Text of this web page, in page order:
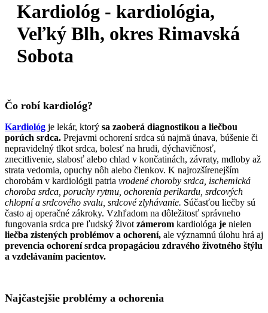
Kardiológ - kardiológia,
Veľký Blh, okres Rimavská
Sobota
Čo robí kardiológ?
Kardiológ je lekár, ktorý sa zaoberá diagnostikou a liečbou
porúch srdca. Prejavmi ochorení srdca sú najmä únava, búšenie či
nepravidelný tlkot srdca, bolesť na hrudi, dýchavičnosť,
znecitlivenie, slabosť alebo chlad v končatinách, závraty, mdloby až
strata vedomia, opuchy nôh alebo členkov. K najrozšírenejším
chorobám v kardiológii patria vrodené choroby srdca, ischemická
choroba srdca, poruchy rytmu, ochorenia perikardu, srdcových
chlopní a srdcového svalu, srdcové zlyhávanie. Súčasťou liečby sú
často aj operačné zákroky. Vzhľadom na dôležitosť správneho
fungovania srdca pre ľudský život zámerom kardiológa je nielen
liečba zistených problémov a ochorení, ale významnú úlohu hrá aj
prevencia ochorení srdca propagáciou zdravého životného štýlu
a vzdelávaním pacientov.
Najčastejšie problémy a ochorenia